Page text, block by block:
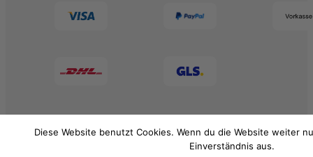
Diese Website benutzt Cookies. Wenn du die Website weiter
Einverständnis aus.